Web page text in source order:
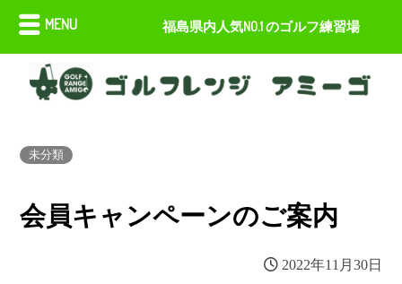
未分類
会員キャンペーンのご案内
2022年11月30日
MENU 福島県内人気NO.1 のゴルフ練習場